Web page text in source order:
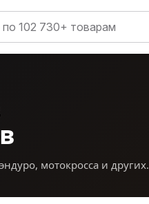
мотокросса и других.